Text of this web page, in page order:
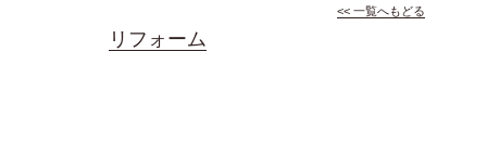
<< 一覧へもどる
リフォーム